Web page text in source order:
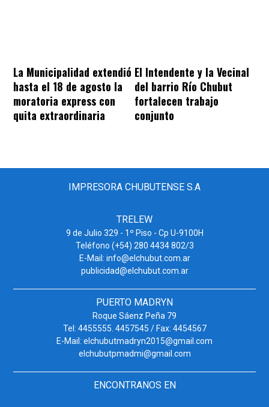
La Municipalidad extendió
hasta el 18 de agosto la
moratoria express con
quita extraordinaria
El Intendente y la Vecinal
del barrio Río Chubut
fortalecen trabajo
conjunto
IMPRESORA CHUBUTENSE S.A
TRELEW
9 de Julio 329 - 1º Piso - Cp U-9100H
Teléfono (+54) 280 4434 802/3
E-Mail: info@elchubut.com.ar
publicidad@elchubut.com.ar
PUERTO MADRYN
Roque Sáenz Peña 79
Tel: 4455555. 4457545 / Fax: 4454567
E-Mail: elchubutmadryn2015@gmail.com
elchubutpmadmi@gmail.com
ENCONTRANOS EN